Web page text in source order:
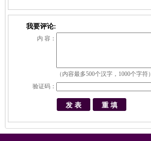
我要评论:
内 容：
（内容最多500个汉字，1000个字符）
验证码：